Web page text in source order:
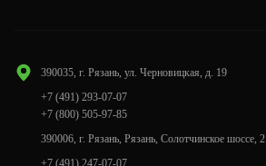
390035, г. Рязань, ул. Черновицкая, д. 19
+7 (491) 293-07-07
+7 (800) 505-97-85
390006, г. Рязань, Рязань, Солотчинское шоссе, 2
+7 (491) 247-07-07